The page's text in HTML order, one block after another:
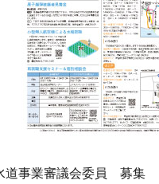
道事業審議会委員 募集